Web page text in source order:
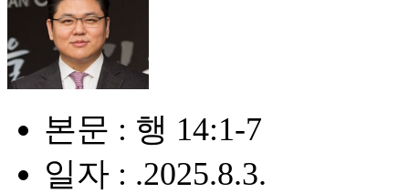
본문 : 행 14:1-7
일자 : .2025.8.3.